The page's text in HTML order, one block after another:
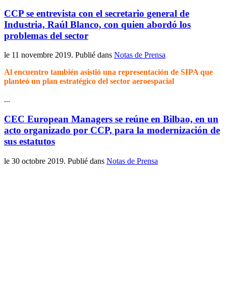
CCP se entrevista con el secretario general de
Industria, Raúl Blanco, con quien abordó los
problemas del sector
le 11 novembre 2019. Publié dans Notas de Prensa
Al encuentro también asistió una representación de SIPA que
planteó un plan estratégico del sector aeroespacial
...
CEC European Managers se reúne en Bilbao, en un
acto organizado por CCP, para la modernización de
sus estatutos
le 30 octobre 2019. Publié dans Notas de Prensa